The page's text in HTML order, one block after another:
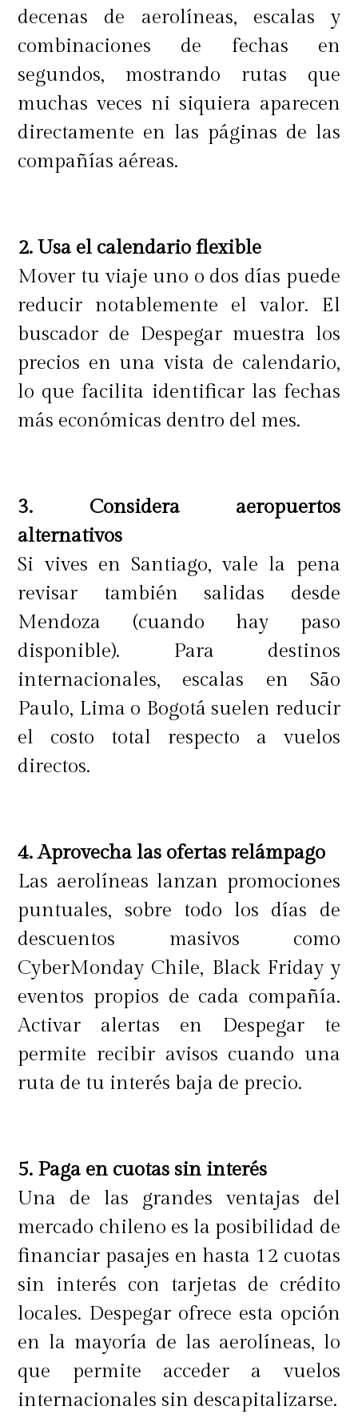
decenas de aerolíneas, escalas y
combinaciones de fechas en
segundos, mostrando rutas que
muchas veces ni siquiera aparecen
directamente en las páginas de las
compañías aéreas.
2. Usa el calendario flexible
Mover tu viaje uno o dos días puede
reducir notablemente el valor. El
buscador de Despegar muestra los
precios en una vista de calendario,
lo que facilita identificar las fechas
más económicas dentro del mes.
3. Considera aeropuertos
alternativos
Si vives en Santiago, vale la pena
revisar también salidas desde
Mendoza (cuando hay paso
disponible). Para destinos
internacionales, escalas en São
Paulo, Lima o Bogotá suelen reducir
el costo total respecto a vuelos
directos.
4. Aprovecha las ofertas relámpago
Las aerolíneas lanzan promociones
puntuales, sobre todo los días de
descuentos masivos como
CyberMonday Chile, Black Friday y
eventos propios de cada compañía.
Activar alertas en Despegar te
permite recibir avisos cuando una
ruta de tu interés baja de precio.
5. Paga en cuotas sin interés
Una de las grandes ventajas del
mercado chileno es la posibilidad de
financiar pasajes en hasta 12 cuotas
sin interés con tarjetas de crédito
locales. Despegar ofrece esta opción
en la mayoría de las aerolíneas, lo
que permite acceder a vuelos
internacionales sin descapitalizarse.